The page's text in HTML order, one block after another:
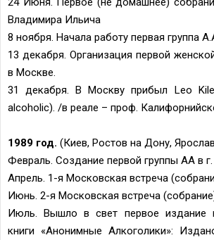
Владимира Ильича
8 ноября. Начала работу первая группа
13 декабря. Организация первой
в Москве.
31 декабря. В Москву прибыл Leo
alcoholic). /в реале – проф.
1989 год. (Киев, Ростов на Дону,
Февраль. Создание первой группы АА в
Апрель. 1-я Московская встреча
Июнь. 2-я Московская встреча
Июль. Вышло в свет первое издание
книги «Анонимные Алкоголики»: